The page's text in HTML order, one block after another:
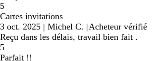
5
Cartes invitations
3 oct. 2025 | Michel C. |Acheteur vérifié
Reçu dans les délais, travail bien fait .
5
Parfait !!